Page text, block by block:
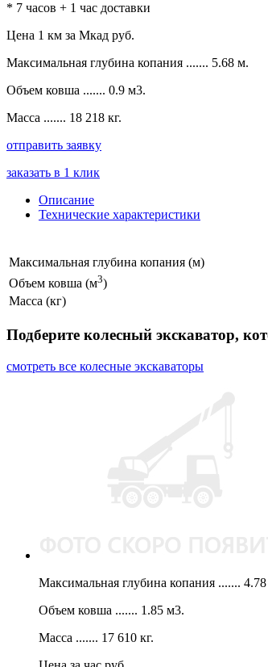
* 7 часов + 1 час доставки
Цена 1 км за Мкад руб.
Максимальная глубина копания ....... 5.68 м.
Объем ковша ....... 0.9 м3.
Масса ....... 18 218 кг.
отправить заявку
заказать в 1 клик
Описание
Технические характеристики
Максимальная глубина копания (м)
Объем ковша (м3)
Масса (кг)
Подберите колесный экскаватор,
смотреть все колесные экскаваторы
Максимальная глубина копания .......
Объем ковша ....... 1.85 м3.
Масса ....... 17 610 кг.